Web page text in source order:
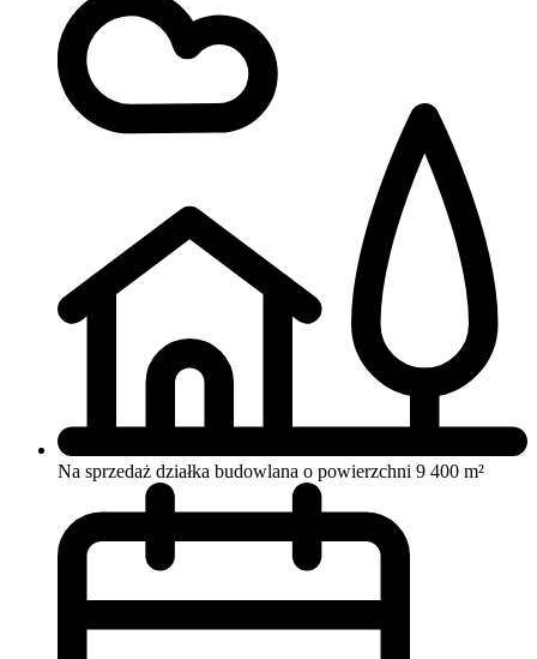
Na sprzedaż działka budowlana o powierzchni 9 400 m²